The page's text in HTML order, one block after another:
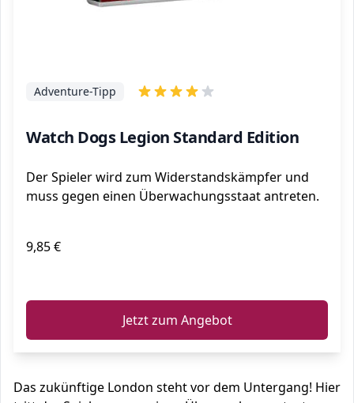
Watch Dogs Legion Standard Edition
Adventure-Tipp
Der Spieler wird zum Widerstandskämpfer und
muss gegen einen Überwachungsstaat antreten.
9,85 €
Jetzt zum Angebot
Das zukünftige London steht vor dem Untergang! Hier